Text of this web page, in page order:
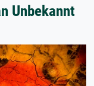
Unbekannt